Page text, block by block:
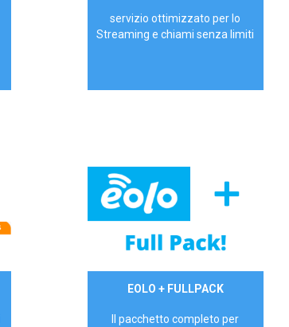
servizio ottimizzato per lo
Streaming e chiami senza limiti
34,90 €/meseEOLO + FULLPACK
Il pacchetto completo per